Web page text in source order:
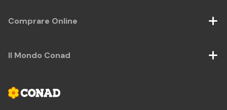
Comprare Online
Il Mondo Conad